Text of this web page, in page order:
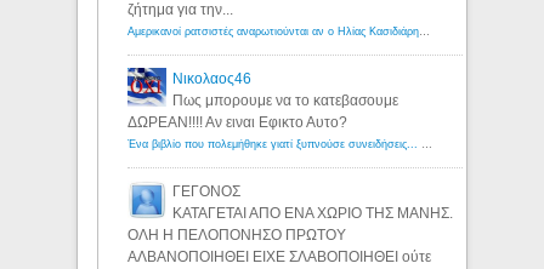
ζήτημα για την...
Αμερικανοί ρατσιστές αναρωτιούνται αν ο Ηλίας Κασιδιάρης ανήκει στη λευκή φυλή... - Λόγιος Ερμής
Νικολαος46
Πως μπορουμε να το κατεβασουμε
ΔΩΡΕΑΝ!!!! Αν ειναι Εφικτο Αυτο?
Ένα βιβλίο που πολεμήθηκε γιατί ξυπνούσε συνειδήσεις... - Λόγιος Ερμής | Η γνώση ξεκινάει με την αναζήτηση...
ΓΕΓΟΝΟΣ
ΚΑΤΑΓΕΤΑΙ ΑΠΟ ΕΝΑ ΧΩΡΙΟ ΤΗΣ ΜΑΝΗΣ.
ΟΛΗ Η ΠΕΛΟΠΟΝΗΣΟ ΠΡΩΤΟΥ
ΑΛΒΑΝΟΠΟΙΗΘΕΙ ΕΙΧΕ ΣΛΑΒΟΠΟΙΗΘΕΙ ούτε